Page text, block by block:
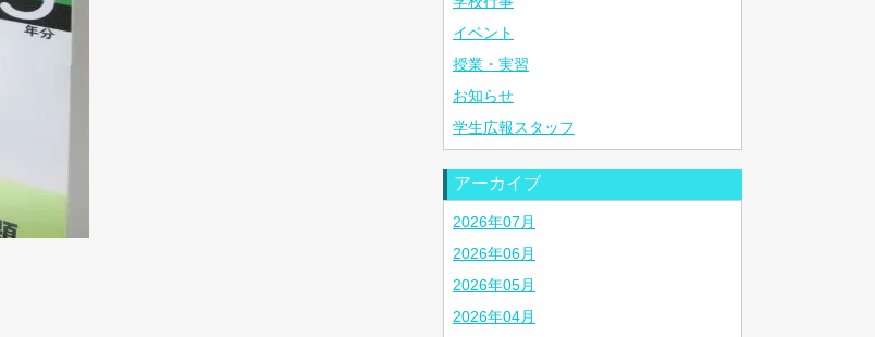
イベント
授業・実習
お知らせ
学生広報スタッフ
アーカイブ
2026年07月
2026年06月
2026年05月
2026年04月